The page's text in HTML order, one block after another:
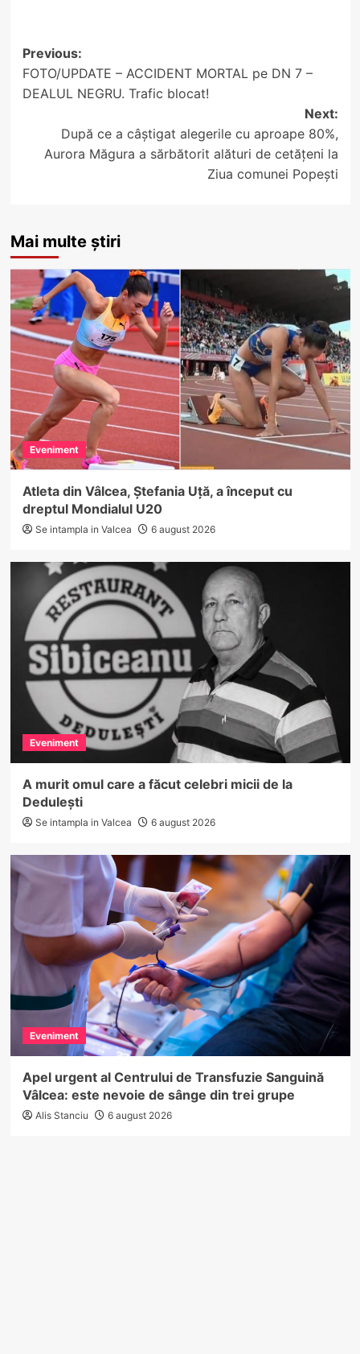
Post
navigation
Previous:
FOTO/UPDATE – ACCIDENT MORTAL pe DN 7 –
DEALUL NEGRU. Trafic blocat!
Next:
După ce a câștigat alegerile cu aproape 80%,
Aurora Măgura a sărbătorit alături de cetățeni la
Ziua comunei Popești
Mai multe știri
Eveniment
Atleta din Vâlcea, Ștefania Uță, a început cu
dreptul Mondialul U20
Se intampla in Valcea 6 august 2026
Eveniment
A murit omul care a făcut celebri micii de la
Dedulești
Se intampla in Valcea 6 august 2026
Eveniment
Apel urgent al Centrului de Transfuzie Sanguină
Vâlcea: este nevoie de sânge din trei grupe
Alis Stanciu 6 august 2026